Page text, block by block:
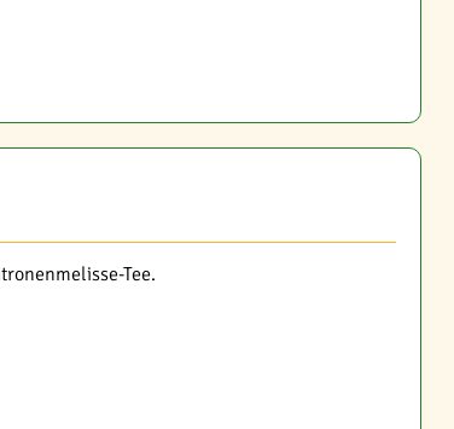
Tee.